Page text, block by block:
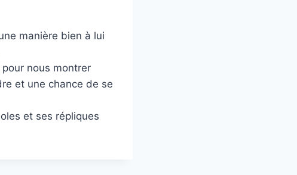
manière bien à lui
nous montrer
et une chance de se
et ses répliques